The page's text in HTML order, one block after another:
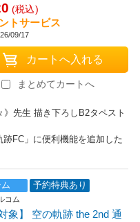
(税込)
トサービス
09/17
先生 描き下ろしB2タペスト
FC」に便利機能を追加した
まとめてカートへ
予約特典あり
コム
象】 空の軌跡 the 2nd 通